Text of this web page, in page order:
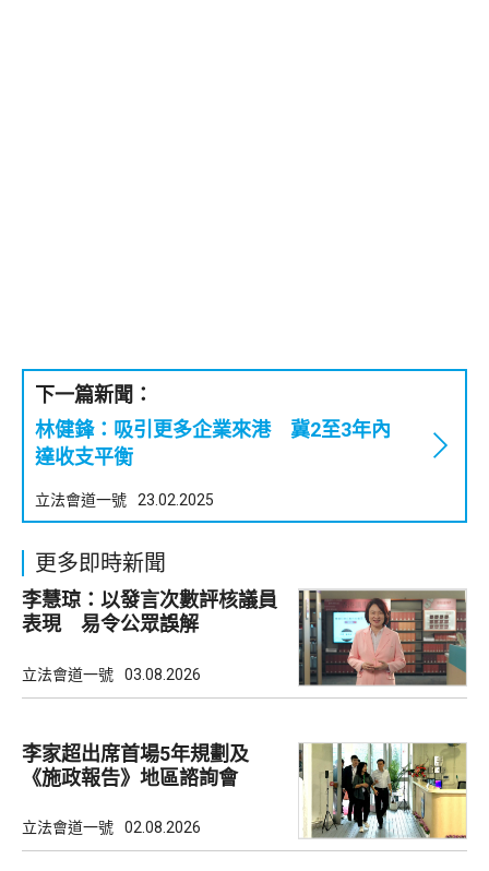
下一篇新聞：
林健鋒：吸引更多企業來港 冀2至3年內
達收支平衡
立法會道一號 23.02.2025
更多即時新聞
李慧琼：以發言次數評核議員
表現 易令公眾誤解
立法會道一號 03.08.2026
李家超出席首場5年規劃及
《施政報告》地區諮詢會
立法會道一號 02.08.2026